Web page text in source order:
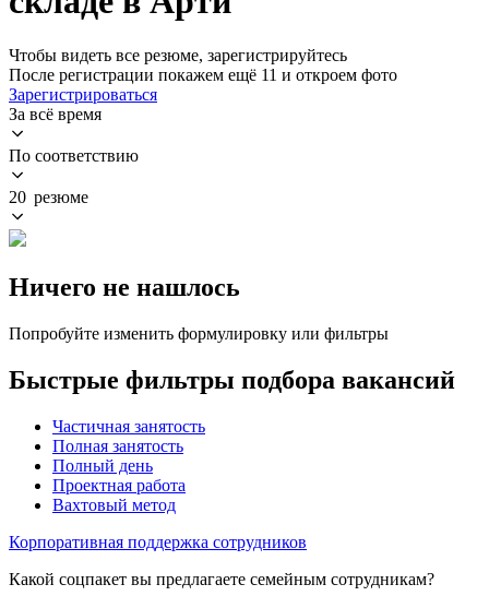
Чтобы видеть все резюме, зарегистрируйтесь
После регистрации покажем ещё 11 и откроем фото
Зарегистрироваться
За всё время
По соответствию
20 резюме
Ничего не нашлось
Попробуйте изменить формулировку или фильтры
Быстрые фильтры подбора вакансий
Частичная занятость
Полная занятость
Полный день
Проектная работа
Вахтовый метод
Корпоративная поддержка сотрудников
Какой соцпакет вы предлагаете семейным сотрудникам?